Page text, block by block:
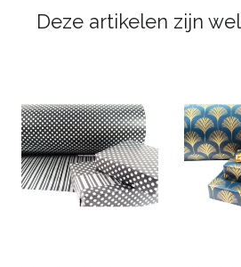
Deze artikelen zijn